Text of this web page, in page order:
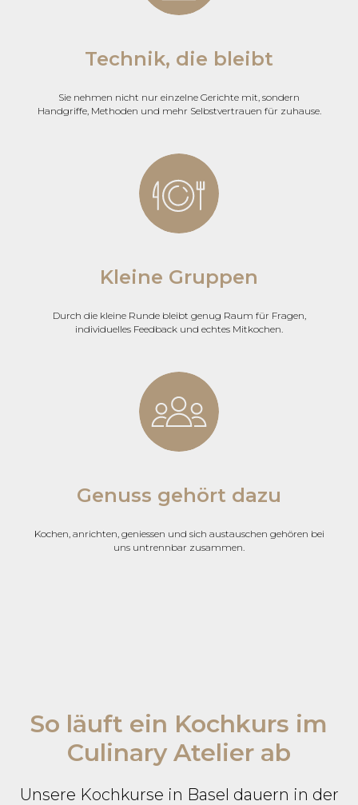
Technik, die bleibt
Sie nehmen nicht nur einzelne Gerichte mit, sondern
Handgriffe, Methoden und mehr Selbstvertrauen für zuhause.
Kleine Gruppen
Durch die kleine Runde bleibt genug Raum für Fragen,
individuelles Feedback und echtes Mitkochen.
Genuss gehört dazu
Kochen, anrichten, geniessen und sich austauschen gehören bei
uns untrennbar zusammen.
So läuft ein Kochkurs im
Culinary Atelier ab
Unsere Kochkurse in Basel dauern in der